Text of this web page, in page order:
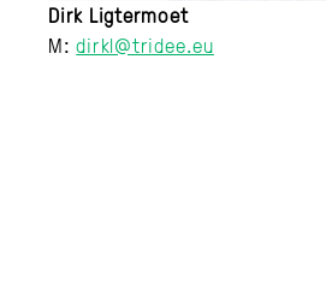
Dirk Ligtermoet
M:dirkl@tridee.eu